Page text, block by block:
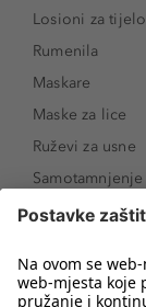
Losioni za tijelo
Rumenila
Maskare
Maske za lice
Ruževi za usne
Samotamnjenje
Puderi
Proizvodi za